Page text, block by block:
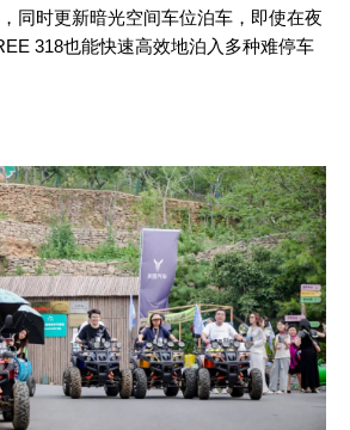
同时更新暗光空间车位泊车，即使在夜
318也能快速高效地泊入多种难停车